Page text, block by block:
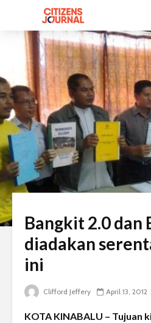
Bangkit 2.0 dan
diadakan
ini
Clifford Jeffery April 13, 2012
KOTA KINABALU – Tujuan